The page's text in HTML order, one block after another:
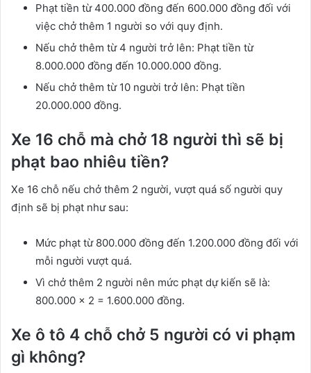
Phạt tiền từ 400.000 đồng đến 600.000 đồng đối với
việc chở thêm 1 người so với quy định.
Nếu chở thêm từ 4 người trở lên: Phạt tiền từ
8.000.000 đồng đến 10.000.000 đồng.
Nếu chở thêm từ 10 người trở lên: Phạt tiền
20.000.000 đồng.
Xe 16 chỗ mà chở 18 người thì sẽ bị
phạt bao nhiêu tiền?
Xe 16 chỗ nếu chở thêm 2 người, vượt quá số người quy
định sẽ bị phạt như sau:
Mức phạt từ 800.000 đồng đến 1.200.000 đồng đối với
mỗi người vượt quá.
Vì chở thêm 2 người nên mức phạt dự kiến sẽ là:
800.000 x 2 = 1.600.000 đồng.
Xe ô tô 4 chỗ chở 5 người có vi phạm
gì không?